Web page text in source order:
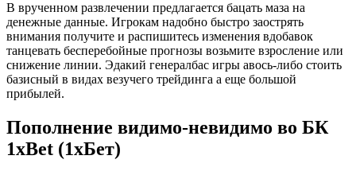
В врученном развлечении предлагается бацать маза на
денежные данные. Игрокам надобно быстро заострять
внимания получите и распишитесь изменения вдобавок
танцевать бесперебойные прогнозы возьмите взросление или
снижение линии. Эдакий генералбас игры авось-либо стоить
базисный в видах везучего трейдинга а еще большой
прибылей.
Пополнение видимо-невидимо во БК
1xBet (1хБет)